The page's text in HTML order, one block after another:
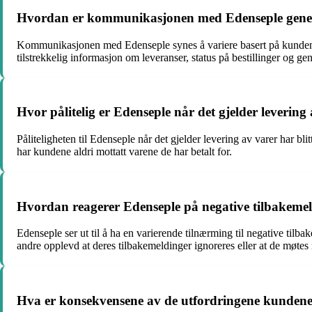
Hvordan er kommunikasjonen med Edenseple
Kommunikasjonen med Edenseple synes å variere basert på
tilstrekkelig informasjon om leveranser, status på bestillinger og
Hvor pålitelig er Edenseple når det gjelder levering
Påliteligheten til Edenseple når det gjelder levering av varer har
har kundene aldri mottatt varene de har betalt for.
Hvordan reagerer Edenseple på negative
Edenseple ser ut til å ha en varierende tilnærming til negative
andre opplevd at deres tilbakemeldinger ignoreres eller at de
Hva er konsekvensene av de utfordringene